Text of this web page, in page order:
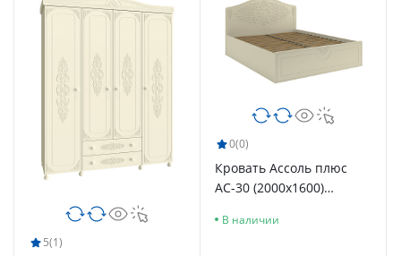
5(1)
0(0)
Кровать Ассоль плюс
АС-30 (2000х1600)
В наличии